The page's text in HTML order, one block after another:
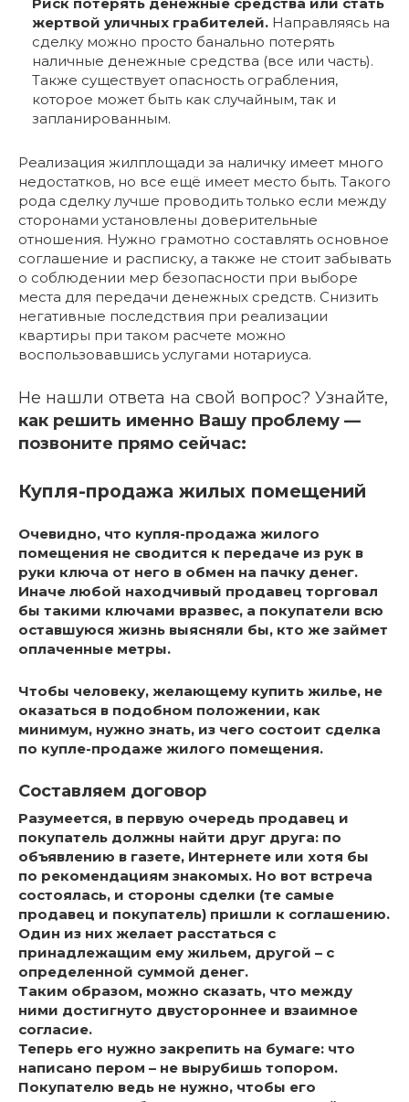
жертвой уличных грабителей. Направляясь на
сделку можно просто банально потерять
наличные денежные средства (все или часть).
Также существует опасность ограбления,
которое может быть как случайным, так и
запланированным.
Реализация жилплощади за наличку имеет много
недостатков, но все ещё имеет место быть. Такого
рода сделку лучше проводить только если между
сторонами установлены доверительные
отношения. Нужно грамотно составлять основное
соглашение и расписку, а также не стоит забывать
о соблюдении мер безопасности при выборе
места для передачи денежных средств. Снизить
негативные последствия при реализации
квартиры при таком расчете можно
воспользовавшись услугами нотариуса.
Не нашли ответа на свой вопрос? Узнайте,
как решить именно Вашу проблему —
позвоните прямо сейчас:
Купля-продажа жилых помещений
Очевидно, что купля-продажа жилого
помещения не сводится к передаче из рук в
руки ключа от него в обмен на пачку денег.
Иначе любой находчивый продавец торговал
бы такими ключами вразвес, а покупатели всю
оставшуюся жизнь выясняли бы, кто же займет
оплаченные метры.
Чтобы человеку, желающему купить жилье, не
оказаться в подобном положении, как
минимум, нужно знать, из чего состоит сделка
по купле-продаже жилого помещения.
Составляем договор
Разумеется, в первую очередь продавец и
покупатель должны найти друг друга: по
объявлению в газете, Интернете или хотя бы
по рекомендациям знакомых. Но вот встреча
состоялась, и стороны сделки (те самые
продавец и покупатель) пришли к соглашению.
Один из них желает расстаться с
принадлежащим ему жильем, другой – с
определенной суммой денег.
Таким образом, можно сказать, что между
ними достигнуто двустороннее и взаимное
согласие.
Теперь его нужно закрепить на бумаге: что
написано пером – не вырубишь топором.
Покупателю ведь не нужно, чтобы его